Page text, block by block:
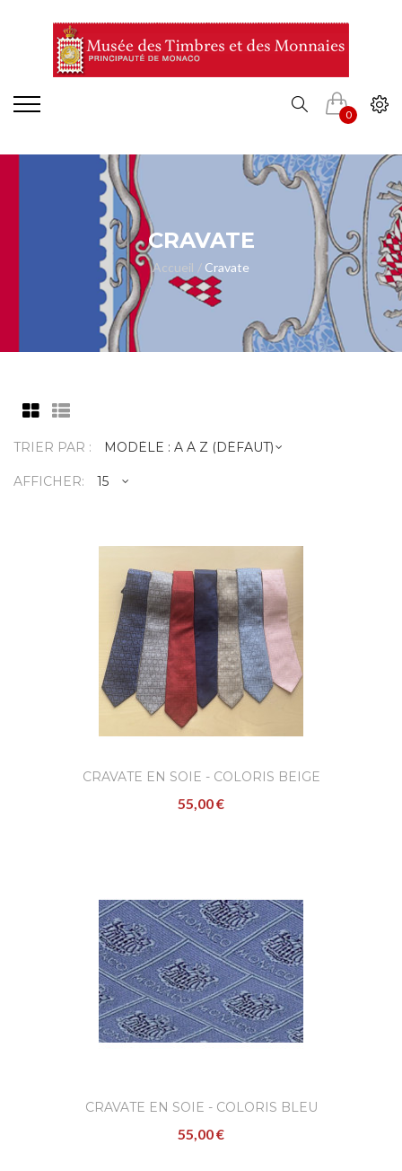
0
CRAVATE
Accueil Cravate
TRIER PAR :
AFFICHER:
Cravate en soie - coloris
55,00 €
Confectionnées à l'occasion de la
de l'avènement de S.A.S. le Prince Albert II
Mona..
Cravate en soie - coloris bleu
Confectionnées à l'occasion de la
de l'avènement de S.A.S. le Prince Albert II
Monaco..
AJOUTER
CRAVATE EN SOIE - COLORIS BEIGE
55,00 €
CRAVATE EN SOIE - COLORIS BLEU
55,00 €